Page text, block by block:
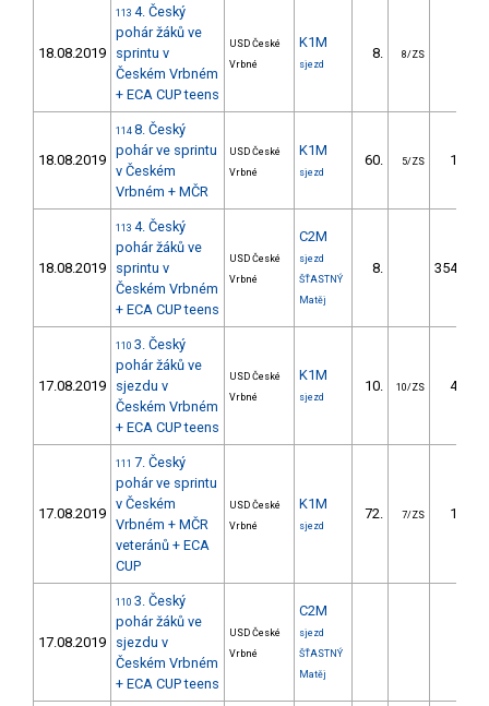
18.08.2019
113 4. Český
pohár žáků ve
sprintu v
Českém Vrbném
+ ECA CUP teens
USD České
Vrbné
K1M
sjezd
8. 8/ZS
18.08.2019
114 8. Český
pohár ve sprintu
v Českém
Vrbném + MČR
USD České
Vrbné
K1M
sjezd
60. 5/ZS 13.33
18.08.2019
113 4. Český
pohár žáků ve
sprintu v
Českém Vrbném
+ ECA CUP teens
USD České
Vrbné
C2M
sjezd
ŠŤASTNÝ
Matěj
8. 3544.41
17.08.2019
110 3. Český
pohár žáků ve
sjezdu v
Českém Vrbném
+ ECA CUP teens
USD České
Vrbné
K1M
sjezd
10. 10/ZS 43.00
17.08.2019
111 7. Český
pohár ve sprintu
v Českém
Vrbném + MČR
veteránů + ECA
CUP
USD České
Vrbné
K1M
sjezd
72. 7/ZS 15.76
17.08.2019
110 3. Český
pohár žáků ve
sjezdu v
Českém Vrbném
+ ECA CUP teens
USD České
Vrbné
C2M
sjezd
ŠŤASTNÝ
Matěj